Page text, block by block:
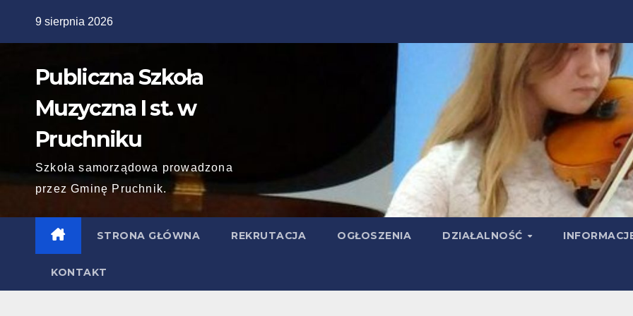
9 sierpnia 2026
Publiczna Szkoła
Muzyczna I st. w
Pruchniku
Szkoła samorządowa prowadzona
przez Gminę Pruchnik.
STRONA GŁÓWNA REKRUTACJA OGŁOSZENIA DZIAŁALNOŚĆ
KONTAKT